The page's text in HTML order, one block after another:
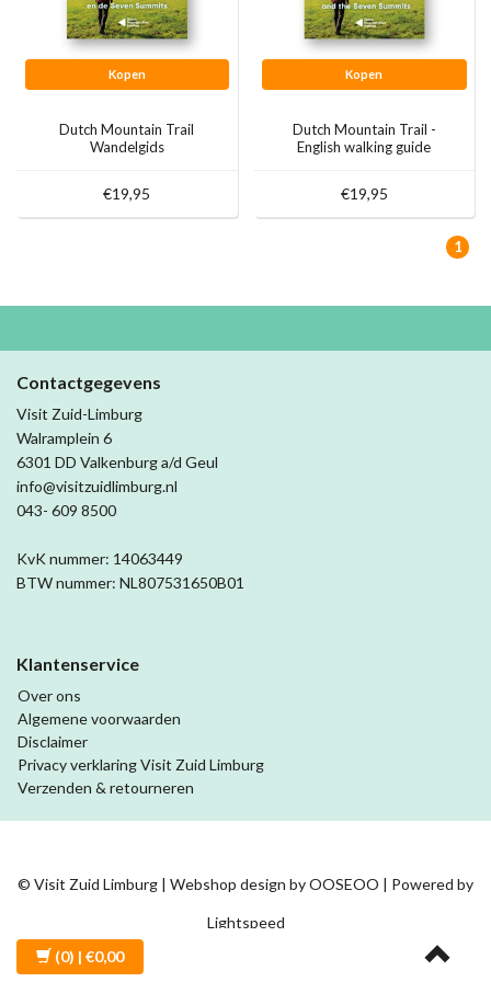
Kopen
Dutch Mountain Trail
Wandelgids
€19,95
Kopen
Dutch Mountain Trail -
English walking guide
€19,95
1
Contactgegevens
Visit Zuid-Limburg
Walramplein 6
6301 DD Valkenburg a/d Geul
info@visitzuidlimburg.nl
043- 609 8500
KvK nummer: 14063449
BTW nummer: NL807531650B01
Klantenservice
Over ons
Algemene voorwaarden
Disclaimer
Privacy verklaring Visit Zuid Limburg
Verzenden & retourneren
© Visit Zuid Limburg | Webshop design byOOSEOO | Powered by
Lightspeed
(0) | €0,00